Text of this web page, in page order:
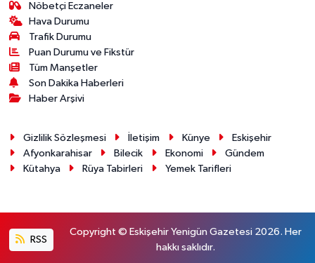
Nöbetçi Eczaneler
Hava Durumu
Trafik Durumu
Puan Durumu ve Fikstür
Tüm Manşetler
Son Dakika Haberleri
Haber Arşivi
Gizlilik Sözleşmesi İletişim Künye
Eskişehir
Afyonkarahisar
Bilecik Ekonomi
Gündem
Kütahya
Rüya Tabirleri Yemek Tarifleri
RSS
Copyright © Eskişehir Yenigün Gazetesi 2026. Her
hakkı saklıdır.